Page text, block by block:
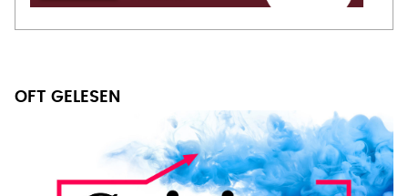
OFT GELESEN